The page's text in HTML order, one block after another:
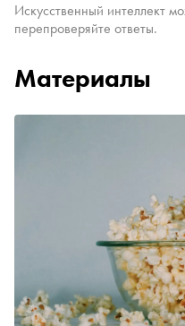
Искусственный интеллект
перепроверяйте ответы.
Материалы